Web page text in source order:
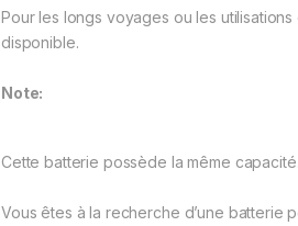
Pour les longs voyages ou les
disponible.
Note:
Cette batterie possède la même capacité.
Vous êtes à la recherche d’une batterie